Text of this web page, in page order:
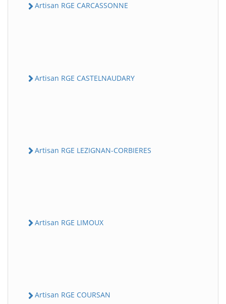
Artisan RGE CARCASSONNE
Artisan RGE CASTELNAUDARY
Artisan RGE LEZIGNAN-CORBIERES
Artisan RGE LIMOUX
Artisan RGE COURSAN